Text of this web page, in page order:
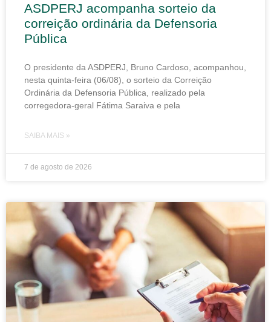
ASDPERJ acompanha sorteio da
correição ordinária da Defensoria
Pública
O presidente da ASDPERJ, Bruno Cardoso, acompanhou,
nesta quinta-feira (06/08), o sorteio da Correição
Ordinária da Defensoria Pública, realizado pela
corregedora-geral Fátima Saraiva e pela
SAIBA MAIS »
7 de agosto de 2026